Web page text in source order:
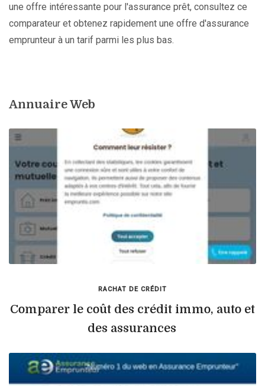
une offre intéressante pour l'assurance prêt, consultez ce
comparateur et obtenez rapidement une offre d'assurance
emprunteur à un tarif parmi les plus bas.
Annuaire Web
RACHAT DE CRÉDIT
Comparer le coût des crédit immo, auto et
des assurances